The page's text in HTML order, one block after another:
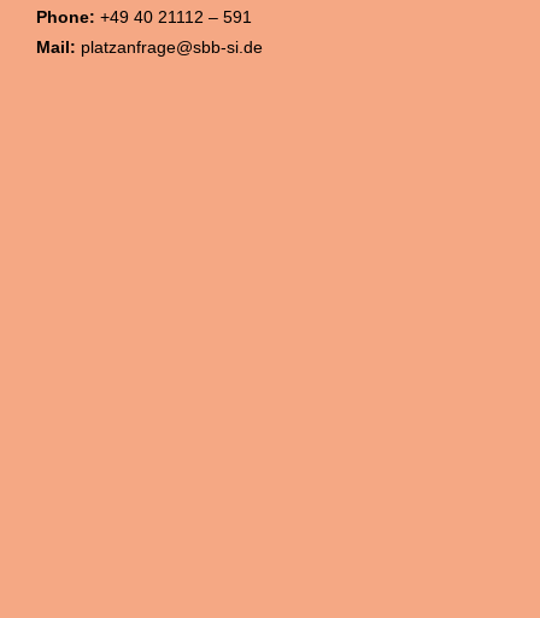
Phone: +49 40 21112 – 591
Mail: platzanfrage@sbb-si.de